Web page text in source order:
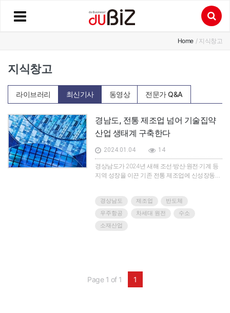
Home / 지식창고
지식창고
라이브러리 최신기사 동영상 전문가 Q&A
경남도, 전통 제조업 넘어 기술집약
산업 생태계 구축한다
2024.01.04 14
경상남도가 2024년 새해 조선·방산·원전·기계 등
지역 성장을 이끈 기존 전통 제조업에 신성장동력
경상남도 제조업
반도체
우주항공
차세대 원전
수소
소재산업
Page 1 of 1 1